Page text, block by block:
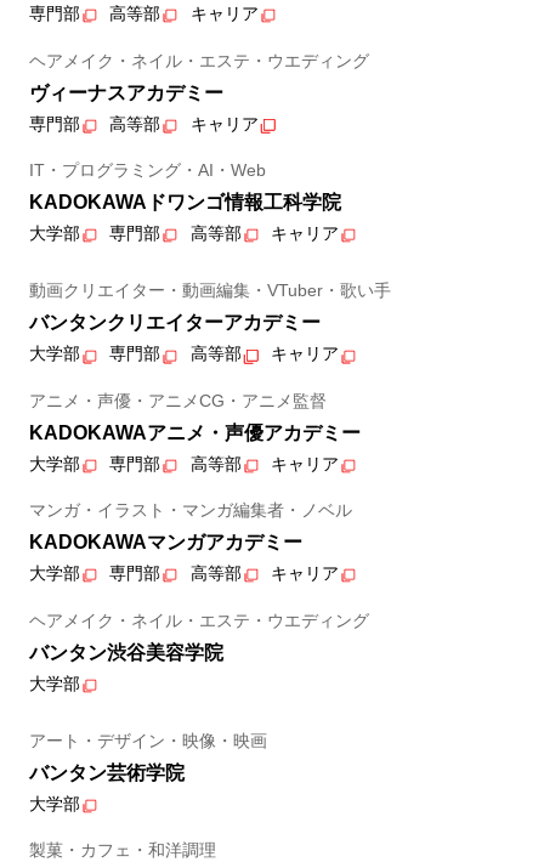
専門部 高等部 キャリア
ヘアメイク・ネイル・エステ・ウエディング
ヴィーナスアカデミー
専門部 高等部 キャリア
IT・プログラミング・AI・Web
KADOKAWAドワンゴ情報工科学院
大学部 専門部 高等部 キャリア
動画クリエイター・動画編集・VTuber・歌い手
バンタンクリエイターアカデミー
大学部 専門部 高等部 キャリア
アニメ・声優・アニメCG・アニメ監督
KADOKAWAアニメ・声優アカデミー
大学部 専門部 高等部 キャリア
マンガ・イラスト・マンガ編集者・ノベル
KADOKAWAマンガアカデミー
大学部 専門部 高等部 キャリア
ヘアメイク・ネイル・エステ・ウエディング
バンタン渋谷美容学院
大学部
アート・デザイン・映像・映画
バンタン芸術学院
大学部
製菓・カフェ・和洋調理